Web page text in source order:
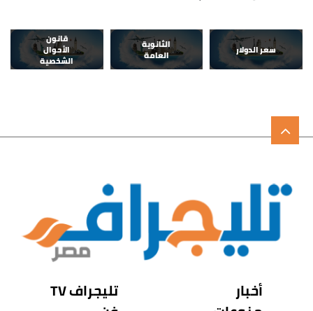
سعر الدولار
الثانوية
العامة
قانون
الأحوال
الشخصية
أخبار
تليجراف TV